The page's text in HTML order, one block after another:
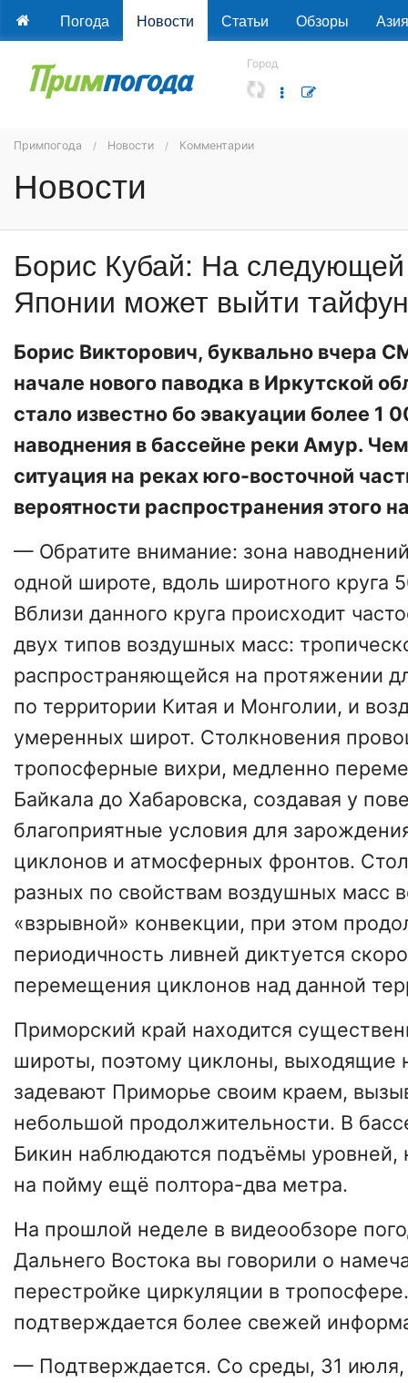
Погода Новости Статьи Обзоры Азия
Город
Примпогода Новости Комментарии
Новости
Борис Кубай: На
Японии может выйти тайфун
Борис Викторович, буквально вчера
начале нового паводка в Иркутской
стало известно бо эвакуации более 1
наводнения в бассейне реки Амур.
ситуация на реках юго-восточной
вероятности распространения этого
— Обратите внимание: зона
одной широте, вдоль широтного круга
Вблизи данного круга происходит
двух типов воздушных масс:
распространяющейся на протяжении
по территории Китая и Монголии, и
умеренных широт. Столкновения
тропосферные вихри, медленно
Байкала до Хабаровска, создавая у
благоприятные условия для
циклонов и атмосферных фронтов.
разных по свойствам воздушных масс
«взрывной» конвекции, при этом
периодичность ливней диктуется
перемещения циклонов над данной
Приморский край находится
широты, поэтому циклоны, выходящие
задевают Приморье своим краем,
небольшой продолжительности. В
Бикин наблюдаются подъёмы уровней,
на пойму ещё полтора-два метра.
На прошлой неделе в видеообзоре
Дальнего Востока вы говорили о
перестройке циркуляции в
подтверждается более свежей
— Подтверждается. Со среды, 31 июля,